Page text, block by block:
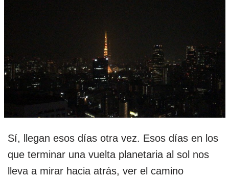
Sí, llegan esos días otra vez. Esos días en los
que terminar una vuelta planetaria al sol nos
lleva a mirar hacia atrás, ver el camino